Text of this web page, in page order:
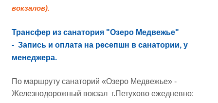
вокзалов).
Трансфер из санатория "Озеро Медвежье"
- Запись и оплата на ресепшн в санатории, у
менеджера.
По маршруту санаторий «Озеро Медвежье» -
Железнодорожный вокзал г.Петухово ежедневно: